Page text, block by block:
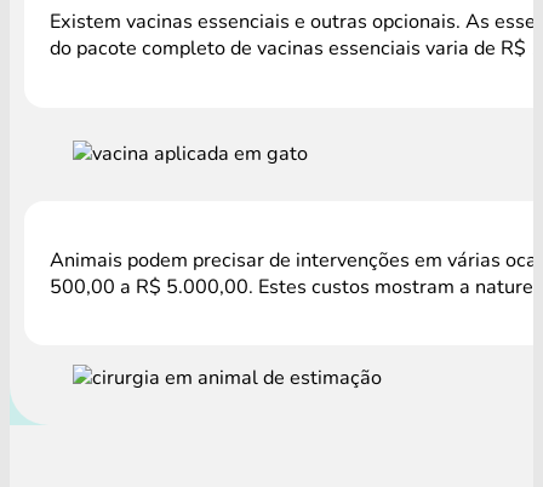
Existem vacinas essenciais e outras opcionais. As
do pacote completo de vacinas essenciais varia de
Animais podem precisar de intervenções em várias
500,00 a R$ 5.000,00. Estes custos mostram a